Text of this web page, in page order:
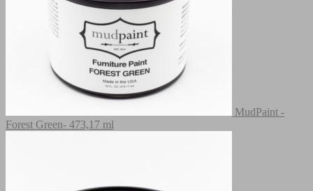
MudPaint -
Forest Green- 473,17 ml